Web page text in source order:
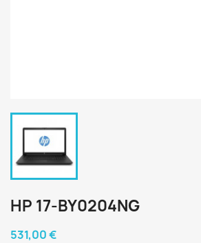
HP 17-BY0204NG
531,00 €